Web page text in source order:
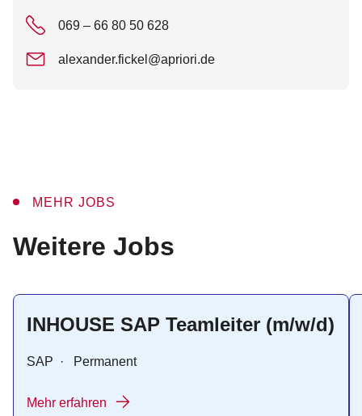
069 – 66 80 50 628
alexander.fickel@apriori.de
MEHR JOBS
:
Weitere Jobs
INHOUSE SAP Teamleiter (m/w/d)
SAP · Permanent
Mehr erfahren